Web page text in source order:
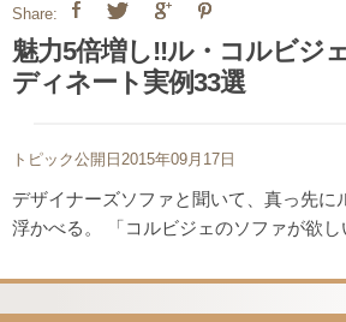
Share:
魅力5倍増し!!ル・コルビジ
ディネート実例33選
トピック公開日2015年09月17日
デザイナーズソファと聞いて、真っ先に
浮かべる。 「コルビジェのソファが欲